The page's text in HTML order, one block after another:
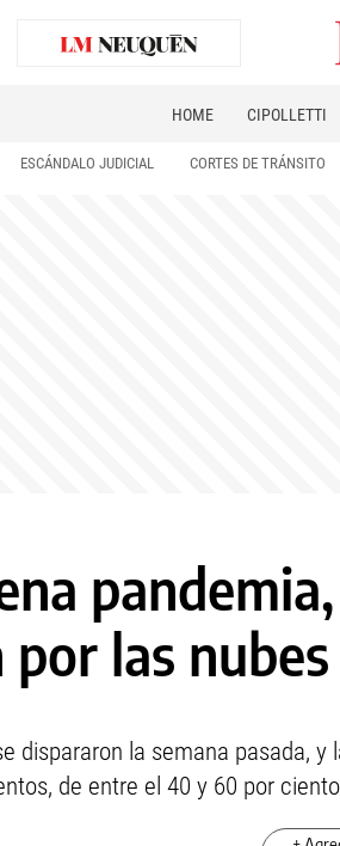
HOME CIPOLLETTI
ESCÁNDALO JUDICIAL CORTES DE TRÁNSITO
por las nubes
dispararon la semana pasada,
de entre el 40 y 60 por